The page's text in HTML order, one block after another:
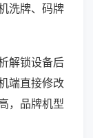
洗牌、码牌
解锁设备后
端直接修改
，品牌机型